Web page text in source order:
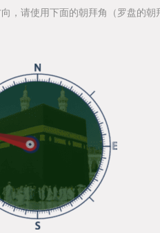
，请使用下面的朝拜角（罗盘的